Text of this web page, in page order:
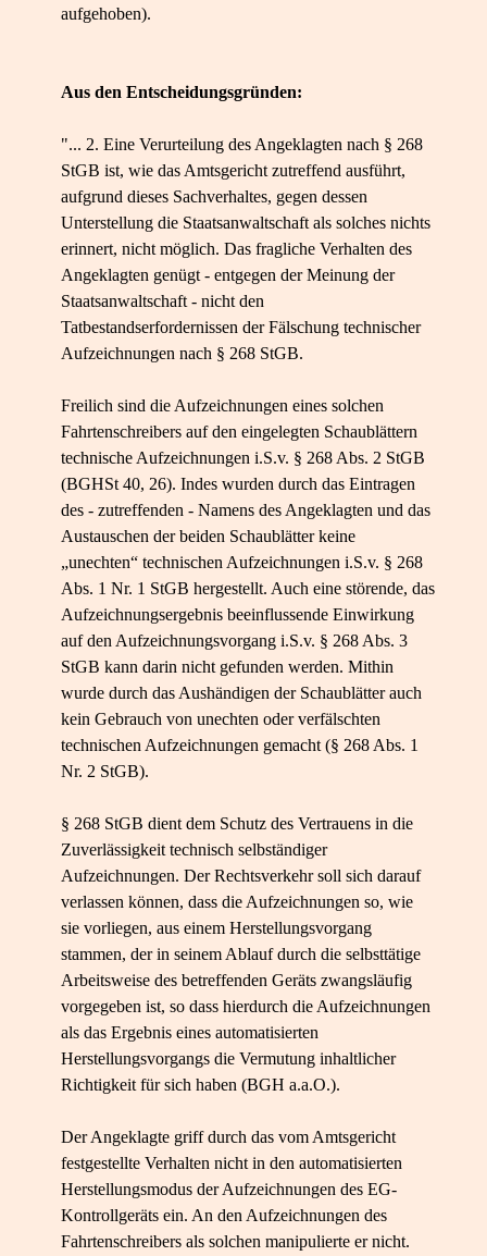
aufgehoben).
Aus den Entscheidungsgründen:
"... 2. Eine Verurteilung des Angeklagten nach § 268
StGB ist, wie das Amtsgericht zutreffend ausführt,
aufgrund dieses Sachverhaltes, gegen dessen
Unterstellung die Staatsanwaltschaft als solches nichts
erinnert, nicht möglich. Das fragliche Verhalten des
Angeklagten genügt - entgegen der Meinung der
Staatsanwaltschaft - nicht den
Tatbestandserfordernissen der Fälschung technischer
Aufzeichnungen nach § 268 StGB.
Freilich sind die Aufzeichnungen eines solchen
Fahrtenschreibers auf den eingelegten Schaublättern
technische Aufzeichnungen i.S.v. § 268 Abs. 2 StGB
(BGHSt 40, 26). Indes wurden durch das Eintragen
des - zutreffenden - Namens des Angeklagten und das
Austauschen der beiden Schaublätter keine
„unechten“ technischen Aufzeichnungen i.S.v. § 268
Abs. 1 Nr. 1 StGB hergestellt. Auch eine störende, das
Aufzeichnungsergebnis beeinflussende Einwirkung
auf den Aufzeichnungsvorgang i.S.v. § 268 Abs. 3
StGB kann darin nicht gefunden werden. Mithin
wurde durch das Aushändigen der Schaublätter auch
kein Gebrauch von unechten oder verfälschten
technischen Aufzeichnungen gemacht (§ 268 Abs. 1
Nr. 2 StGB).
§ 268 StGB dient dem Schutz des Vertrauens in die
Zuverlässigkeit technisch selbständiger
Aufzeichnungen. Der Rechtsverkehr soll sich darauf
verlassen können, dass die Aufzeichnungen so, wie
sie vorliegen, aus einem Herstellungsvorgang
stammen, der in seinem Ablauf durch die selbsttätige
Arbeitsweise des betreffenden Geräts zwangsläufig
vorgegeben ist, so dass hierdurch die Aufzeichnungen
als das Ergebnis eines automatisierten
Herstellungsvorgangs die Vermutung inhaltlicher
Richtigkeit für sich haben (BGH a.a.O.).
Der Angeklagte griff durch das vom Amtsgericht
festgestellte Verhalten nicht in den automatisierten
Herstellungsmodus der Aufzeichnungen des EG-
Kontrollgeräts ein. An den Aufzeichnungen des
Fahrtenschreibers als solchen manipulierte er nicht.